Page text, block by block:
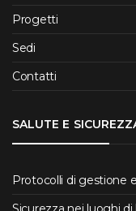
Progetti
Sedi
Contatti
SALUTE E
Protocolli di gestione